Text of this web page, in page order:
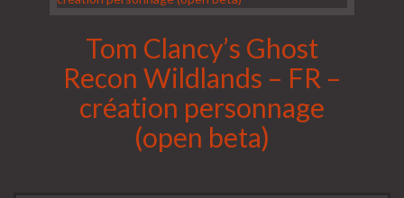
Tom Clancy’s Ghost
Recon Wildlands – FR –
création personnage
(open beta)